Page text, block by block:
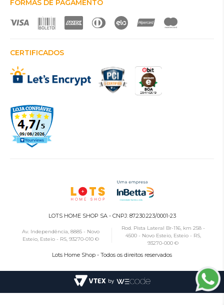
FORMAS DE PAGAMENTO
CERTIFICADOS
LOTS HOME SHOP SA - CNPJ: 87.230.223/0001-23
Av. Independência, 8885 - Novo
Esteio, Esteio - RS, 93270-010 ©
Rod. Pista Lateral Br-116, km 258 -
4500 - Novo Esteio, Esteio - RS,
93270-000 ©
Lots Home Shop - Todos os direitos reservados